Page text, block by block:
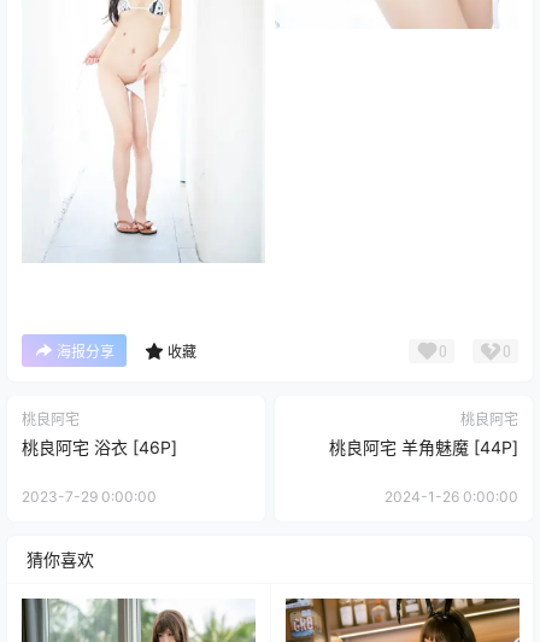
海报分享 收藏 0 0
桃良阿宅
桃良阿宅 浴衣 [46P]
2023-7-29 0:00:00
桃良阿宅
桃良阿宅 羊角魅魔 [44P]
2024-1-26 0:00:00
猜你喜欢